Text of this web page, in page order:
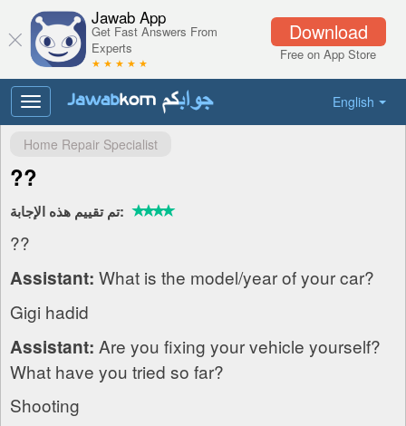
Download
Free on App Store
Jawab App
Get Fast Answers From
Experts
★ ★ ★ ★ ★
English
Toggle
navigation
Home Repair Specialist
??
تم تقييم هذه الإجابة:
??
Assistant: What is the model/year of your car?
Gigi hadid
Assistant: Are you fixing your vehicle yourself?
What have you tried so far?
Shooting